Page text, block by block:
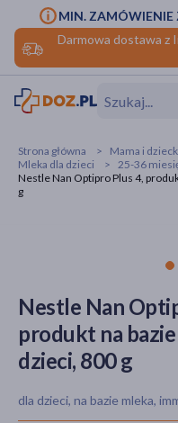
Darmowa dostawa z
MIN. ZAMÓWIENIE
Strona główna Mama i
Mleka dla dzieci
25-36
Nestle Nan Optipro Plus 4,
g
Nestle Nan
produkt na
dzieci, 800 g
dla dzieci, na bazie mleka,